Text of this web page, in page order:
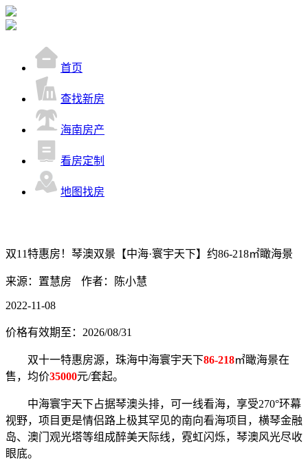
首页
查找新房
海南房产
看房定制
地图找房
双11特惠房！琴澳双景【中海·寰宇天下】约86-218㎡瞰海景
来源：置慧房 作者：陈小慧
2022-11-08
价格有效期至：2026/08/31
双十一特惠房源，珠海中海寰宇天下86-218㎡瞰海景在
售，均价35000元/套起。
中海寰宇天下占据琴澳头排，可一线看海，享受270°环幕
视野，项目更是情侣路上极其罕见的南向看海项目，横琴金融
岛、澳门观光塔等组成醉美天际线，霓虹闪烁，琴澳风光尽收
眼底。